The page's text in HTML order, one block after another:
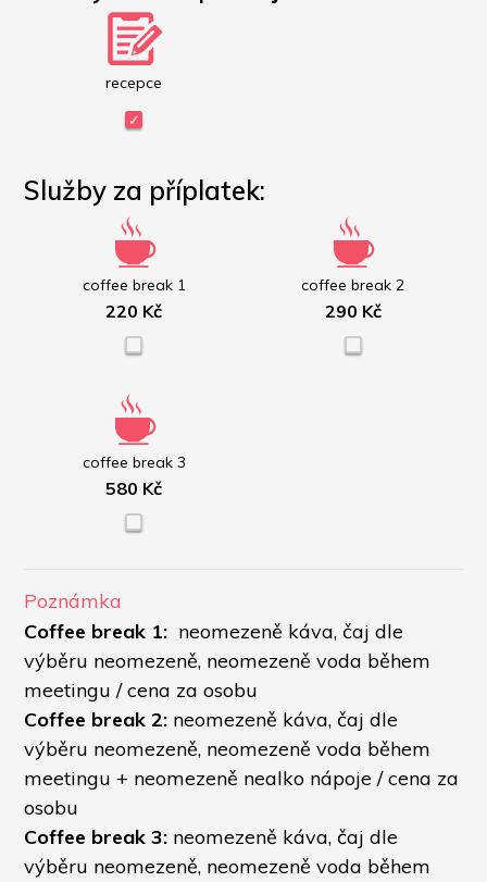
recepce
Služby za příplatek:
coffee break 1
220 Kč
coffee break 2
290 Kč
coffee break 3
580 Kč
Poznámka
Coffee break 1: neomezeně káva, čaj dle
výběru neomezeně, neomezeně voda během
meetingu / cena za osobu
Coffee break 2: neomezeně káva, čaj dle
výběru neomezeně, neomezeně voda během
meetingu + neomezeně nealko nápoje / cena za
osobu
Coffee break 3: neomezeně káva, čaj dle
výběru neomezeně, neomezeně voda během